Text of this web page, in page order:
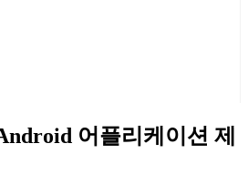
어플리케이션 제